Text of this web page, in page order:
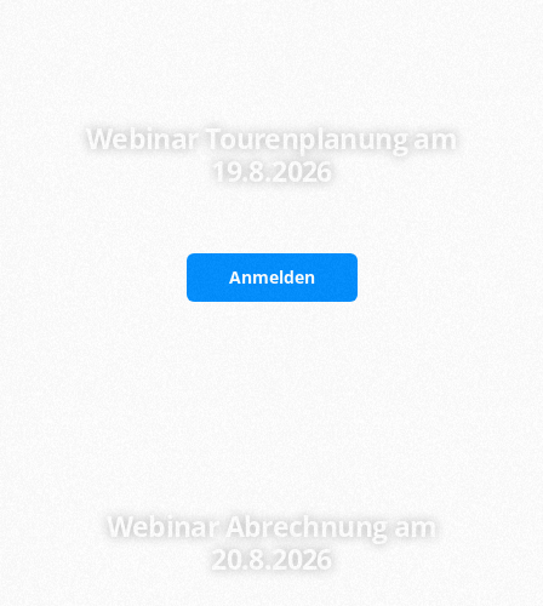
Webinar Tourenplanung am
19.8.2026
Anmelden
Webinar Abrechnung am
20.8.2026